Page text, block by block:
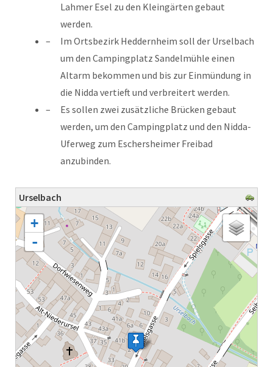
Lahmer Esel zu den Kleingärten gebaut
werden.
Im Ortsbezirk Heddernheim soll der Urselbach
um den Campingplatz Sandelmühle einen
Altarm bekommen und bis zur Einmündung in
die Nidda vertieft und verbreitert werden.
Es sollen zwei zusätzliche Brücken gebaut
werden, um den Campingplatz und den Nidda-
Uferweg zum Eschersheimer Freibad
anzubinden.
Urselbach
Karte wird geladen - bitte warten...
+
-